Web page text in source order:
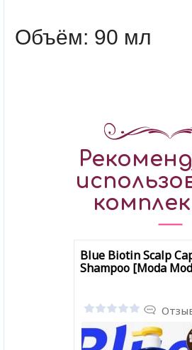
Объём: 90 мл
Blue Biotin Scalp
Shampoo [Moda